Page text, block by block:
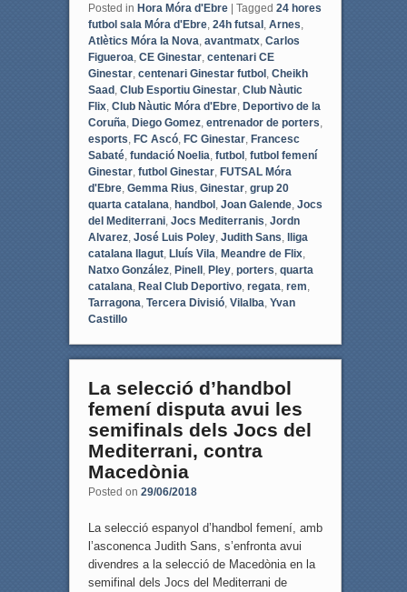
Posted in Hora Móra d'Ebre | Tagged 24 hores
futbol sala Móra d'Ebre, 24h futsal, Arnes
Atlètics Móra la Nova avantmatx, Carlos
Figueroa CE Ginestar, centenari CE
Ginestar, centenari Ginestar futbol, Cheikh
Saad, Club Esportiu Ginestar, Club Nàutic
Flix, Club Nàutic Móra d'Ebre, Deportivo de la
Coruña Diego Gomez, entrenador de porters
esports FC Ascó, FC Ginestar, Francesc
Sabaté, fundació Noelia futbol, futbol femení
Ginestar, futbol Ginestar, FUTSAL Móra
d'Ebre, Gemma Rius Ginestar, grup 20
quarta catalana handbol, Joan Galende, Jocs
del Mediterrani, Jocs Mediterranis Jordn
Alvarez, José Luis Poley, Judith Sans lliga
catalana llagut, Lluís Vila Meandre de Flix,
Natxo González, Pinell, Pley, porters quarta
catalana Real Club Deportivo, regata rem
Tarragona Tercera Divisió, Vilalba Yvan
Castillo
La selecció d’handbol
femení disputa avui les
semifinals dels Jocs del
Mediterrani, contra
Macedònia
Posted on 29/06/2018
La selecció espanyol d’handbol femení, amb
l’asconenca Judith Sans, s’enfronta avui
divendres a la selecció de Macedònia en la
semifinal dels Jocs del Mediterrani de